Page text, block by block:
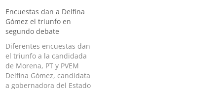
realizada por Enkoll para
el periódico El Universal, la
maestra Delfina Gómez
raya el 60 por ciento de
intención de voto, toda vez
que…
Encuestas dan a Delfina
Gómez el triunfo en
segundo debate
Diferentes encuestas dan
el triunfo a la candidada
de Morena, PT y PVEM
Delfina Gómez, candidata
a gobernadora del Estado